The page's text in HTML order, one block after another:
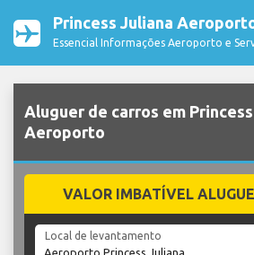
Princess Juliana
Essencial Informações Aeroporto e
Aluguer de carros em
Aeroporto
VALOR IMBATÍVEL
Local de levantamento